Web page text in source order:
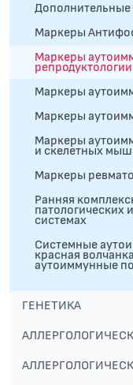
Маркеры
Маркеры
репродуктологии
Маркеры
Маркеры
Маркеры
и скелетных
Маркеры
Ранняя
патологических
системах
Системные
красная
аутоиммунные
ГЕНЕТИКА